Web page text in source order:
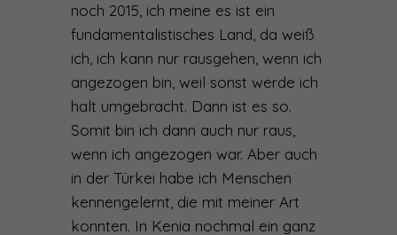
noch 2015, ich meine es ist ein
fundamentalistisches Land, da weiß
ich, ich kann nur rausgehen, wenn ich
angezogen bin, weil sonst werde ich
halt umgebracht. Dann ist es so.
Somit bin ich dann auch nur raus,
wenn ich angezogen war. Aber auch
in der Türkei habe ich Menschen
kennengelernt, die mit meiner Art
konnten. In Kenia nochmal ein ganz